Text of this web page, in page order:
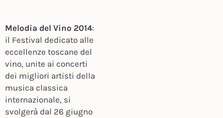
Melodia del Vino 2014:
il Festival dedicato alle
eccellenze toscane del
vino, unite ai concerti
dei migliori artisti della
musica classica
internazionale, si
svolgerà dal 26 giugno